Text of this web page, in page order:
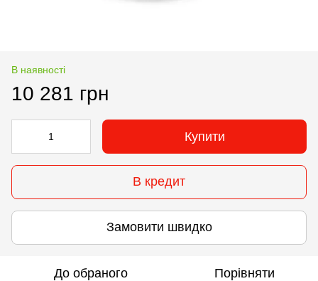
В наявності
10 281 грн
Купити
В кредит
Замовити швидко
До обраного Порівняти